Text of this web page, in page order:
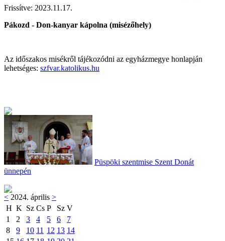
Frissítve: 2023.11.17.
Pákozd - Don-kanyar kápolna (misézőhely)
Az időszakos misékről tájékozódni az egyházmegye honlapján
lehetséges: szfvar.katolikus.hu
Püspöki szentmise Szent Donát
ünnepén
< 2024. április >
H K Sz Cs P Sz V
1
2 3 4 5 6
7
8
9 10 11 12 13 14